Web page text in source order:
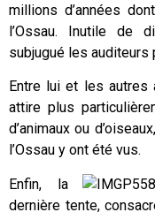
millions d’années
l’Ossau. Inutile de
subjugué les auditeurs
Entre lui et les autres
attire plus
d’animaux ou
l’Ossau y ont été vus.
Enfin, la
dernière tente,